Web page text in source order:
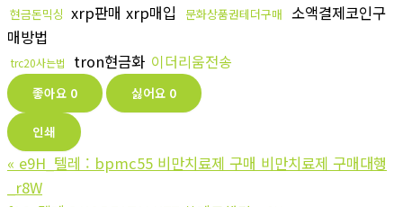
현금돈믹싱 xrp판매 xrp매입 문화상품권테더구매 소액결제코인구
매방법
trc20사는법 tron현금화 이더리움전송
좋아요 0 싫어요 0
인쇄
« e9H_텔레 : bpmc55 비만치료제 구매 비만치료제 구매대행
_r8W